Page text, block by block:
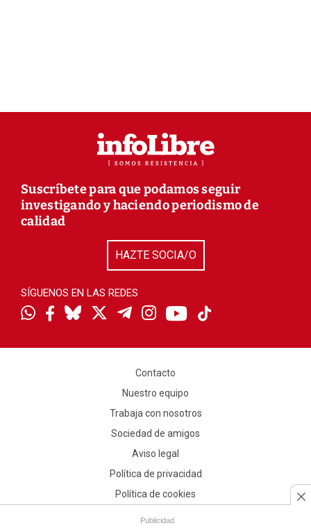
Publicidad
Suscríbete para que podamos seguir
investigando y haciendo periodismo de
calidad
HAZTE SOCIA/O
SÍGUENOS EN LAS REDES
Contacto
Nuestro equipo
Trabaja con nosotros
Sociedad de amigos
Aviso legal
Política de privacidad
Política de cookies